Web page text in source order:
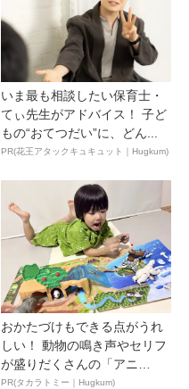
いま最も相談したい保育士・
てぃ先生がアドバイス！ 子ど
もの“おてつだい”に、どん...
PR(花王アタックキュキュット｜Hugkum)
おかたづけもできる点がうれ
しい！ 動物の鳴き声やセリフ
が盛りだくさんの「アニ
ア ...
PR(タカラトミー｜Hugkum)